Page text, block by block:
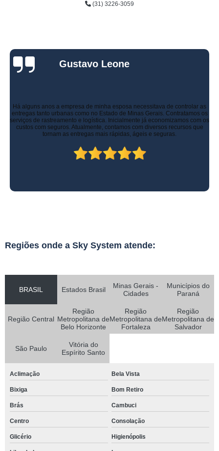
(31) 3226-3059
Gustavo Leone
Há alguns anos a empresa de minha esposa necessitava de controlar as
entregas tanto urbanas como no Estado de Minas Gerais. Contratamos os
serviços de rastreamento e logística. Inicialmente já economizamos com os
custos com seguros. Atualmente, contamos com diversos recursos que
tornam as entregas mais rápidas, ágeis e seguras.
Regiões onde a Sky System atende:
BRASIL Estados Brasil
Minas Gerais -
Cidades
Municípios do
Paraná
Região Central
Região
Metropolitana de
Belo Horizonte
Região
Metropolitana de
Fortaleza
Região
Metropolitana de
Salvador
São Paulo
Vitória do
Espírito Santo
Aclimação Bela Vista
Bixiga Bom Retiro
Brás Cambuci
Centro Consolação
Glicério Higienópolis